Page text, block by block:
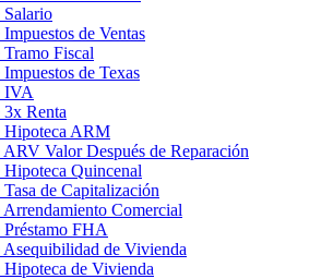
Salario
de Ventas
Fiscal
de Texas
IVA
Renta
Hipoteca ARM
Valor Después de Reparación
Quincenal
de Capitalización
Comercial
FHA
Asequibilidad de Vivienda
Hipoteca de Vivienda